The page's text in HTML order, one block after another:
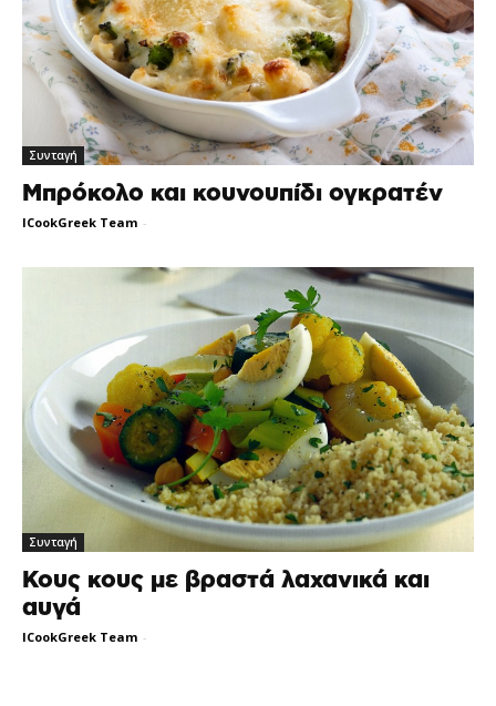
Συνταγή
Μπρόκολο και κουνουπίδι ογκρατέν
ICookGreek Team -
Συνταγή
Κους κους με βραστά λαχανικά και
αυγά
ICookGreek Team -